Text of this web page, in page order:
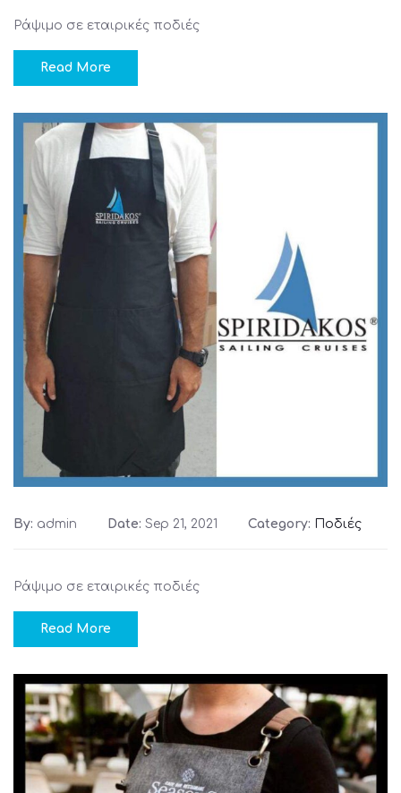
Ράψιμο σε εταιρικές ποδιές
Read More
By: admin Date: Sep 21, 2021 Category: Ποδιές
Ράψιμο σε εταιρικές ποδιές
Read More